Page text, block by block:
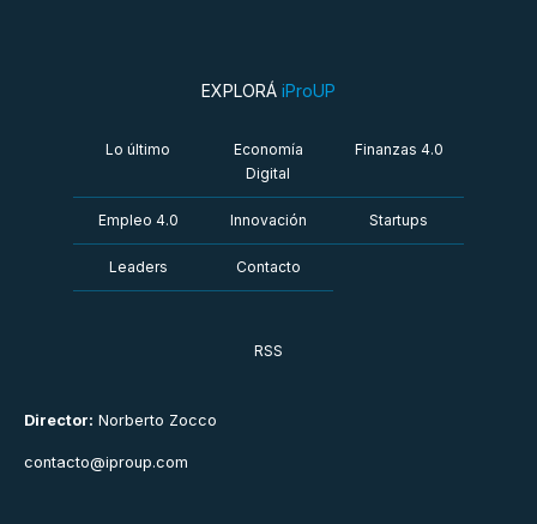
Director: Norberto Zocco
contacto@iproup.com
EXPLORÁ iProUP
Lo último
Economía
Digital
Finanzas 4.0
Empleo 4.0 Innovación Startups
Leaders Contacto
RSS